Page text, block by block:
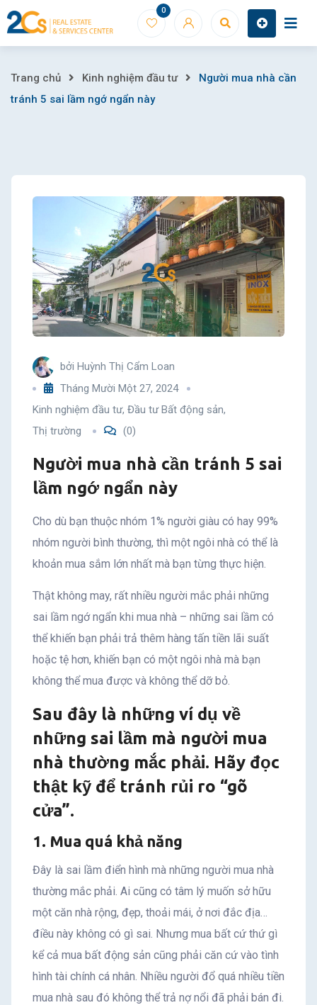
Skip
to
0
Người
cần
sai
lầm
ngớ
ngẩn
này
Trang chủ Kinh nghiệm đầu tư
Người mua nhà cần
tránh 5 sai lầm ngớ ngẩn này
bởi Huỳnh Thị Cẩm Loan
Tháng Mười Một 27, 2024
Kinh nghiệm đầu tư, Đầu tư Bất động sản,
Thị trường
(0)
Người mua nhà cần tránh 5 sai
lầm ngớ ngẩn này
Cho dù bạn thuộc nhóm 1% người giàu có hay 99%
nhóm người bình thường, thì một ngôi nhà có thể là
khoản mua sắm lớn nhất mà bạn từng thực hiện.
Thật không may, rất nhiều người mắc phải những
sai lầm ngớ ngẩn khi mua nhà – những sai lầm có
thể khiến bạn phải trả thêm hàng tấn tiền lãi suất
hoặc tệ hơn, khiến bạn có một ngôi nhà mà bạn
không thể mua được và không thể dỡ bỏ.
Sau đây là những ví dụ về
những sai lầm mà người mua
nhà thường mắc phải. Hãy đọc
thật kỹ để tránh rủi ro “gõ
cửa”.
1. Mua quá khả năng
Đây là sai lầm điển hình mà những người mua nhà
thường mắc phải. Ai cũng có tâm lý muốn sở hữu
một căn nhà rộng, đẹp, thoải mái, ở nơi đắc địa…
điều này không có gì sai. Nhưng mua bất cứ thứ gì
kể cả mua bất động sản cũng phải căn cứ vào tình
hình tài chính cá nhân. Nhiều người đổ quá nhiều tiền
mua nhà sau đó không thể trả nợ nổi đã phải bán đi.